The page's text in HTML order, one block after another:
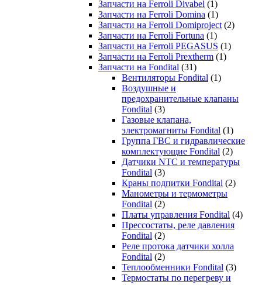
Запчасти на Ferroli Divabel (1)
Запчасти на Ferroli Domina (1)
Запчасти на Ferroli Domiproject (2)
Запчасти на Ferroli Fortuna (1)
Запчасти на Ferroli PEGASUS (1)
Запчасти на Ferroli Prextherm (1)
Запчасти на Fondital (31)
Вентиляторы Fondital (1)
Воздушные и
предохранительные клапаны
Fondital (3)
Газовые клапана,
электромагниты Fondital (1)
Группа ГВС и гидравлические
комплектующие Fondital (2)
Датчики NTC и температуры
Fondital (3)
Краны подпитки Fondital (2)
Манометры и термометры
Fondital (2)
Платы управления Fondital (4)
Прессостаты, реле давления
Fondital (2)
Реле протока датчики холла
Fondital (2)
Теплообменники Fondital (3)
Термостаты по перегреву и